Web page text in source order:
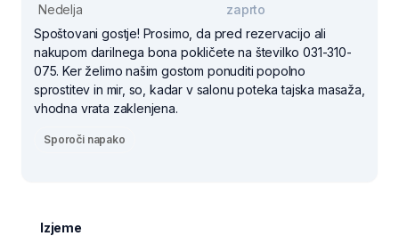
Nedelja
zaprto
Spoštovani gostje! Prosimo, da pred rezervacijo ali
nakupom darilnega bona pokličete na številko 031-310-
075. Ker želimo našim gostom ponuditi popolno
sprostitev in mir, so, kadar v salonu poteka tajska masaža,
vhodna vrata zaklenjena.
Sporoči napako
Izjeme